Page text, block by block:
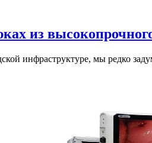
из
инфраструктуре, мы редко